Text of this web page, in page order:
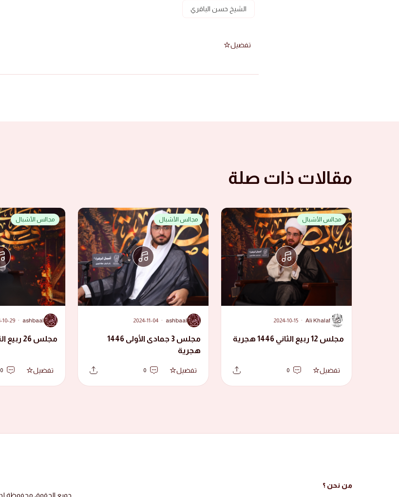
الشيخ حسن الباقري
تفضيل
مقالات ذات صلة
مجالس الأشبال
A
Ali Khalaf
·
2024-10-15
مجلس 12 ربيع الثاني 1446 هجرية
تفضيل 0
مجالس الأشبال
A
ashbaal
·
2024-11-04
مجلس 3 جمادى الأولى 1446
هجرية
تفضيل 0
مجالس الأشبال
A
ashbaal
·
10-29
مجلس 26 ربيع الثاني 1446 هجرية
تفضيل 0
من نحن ؟
جميع الحقوق محفوظة